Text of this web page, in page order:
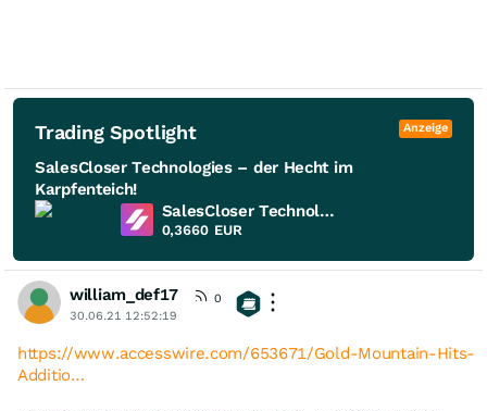
Trading Spotlight Anzeige
SalesCloser Technologies – der Hecht im
Karpfenteich!
SalesCloser Technologies
0,3660 EUR
william_def17
0
30.06.21 12:52:19
https://www.accesswire.com/653671/Gold-Mountain-Hits-
Additio…